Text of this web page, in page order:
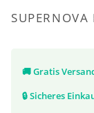
🚚Gratis
🔒Sicheres